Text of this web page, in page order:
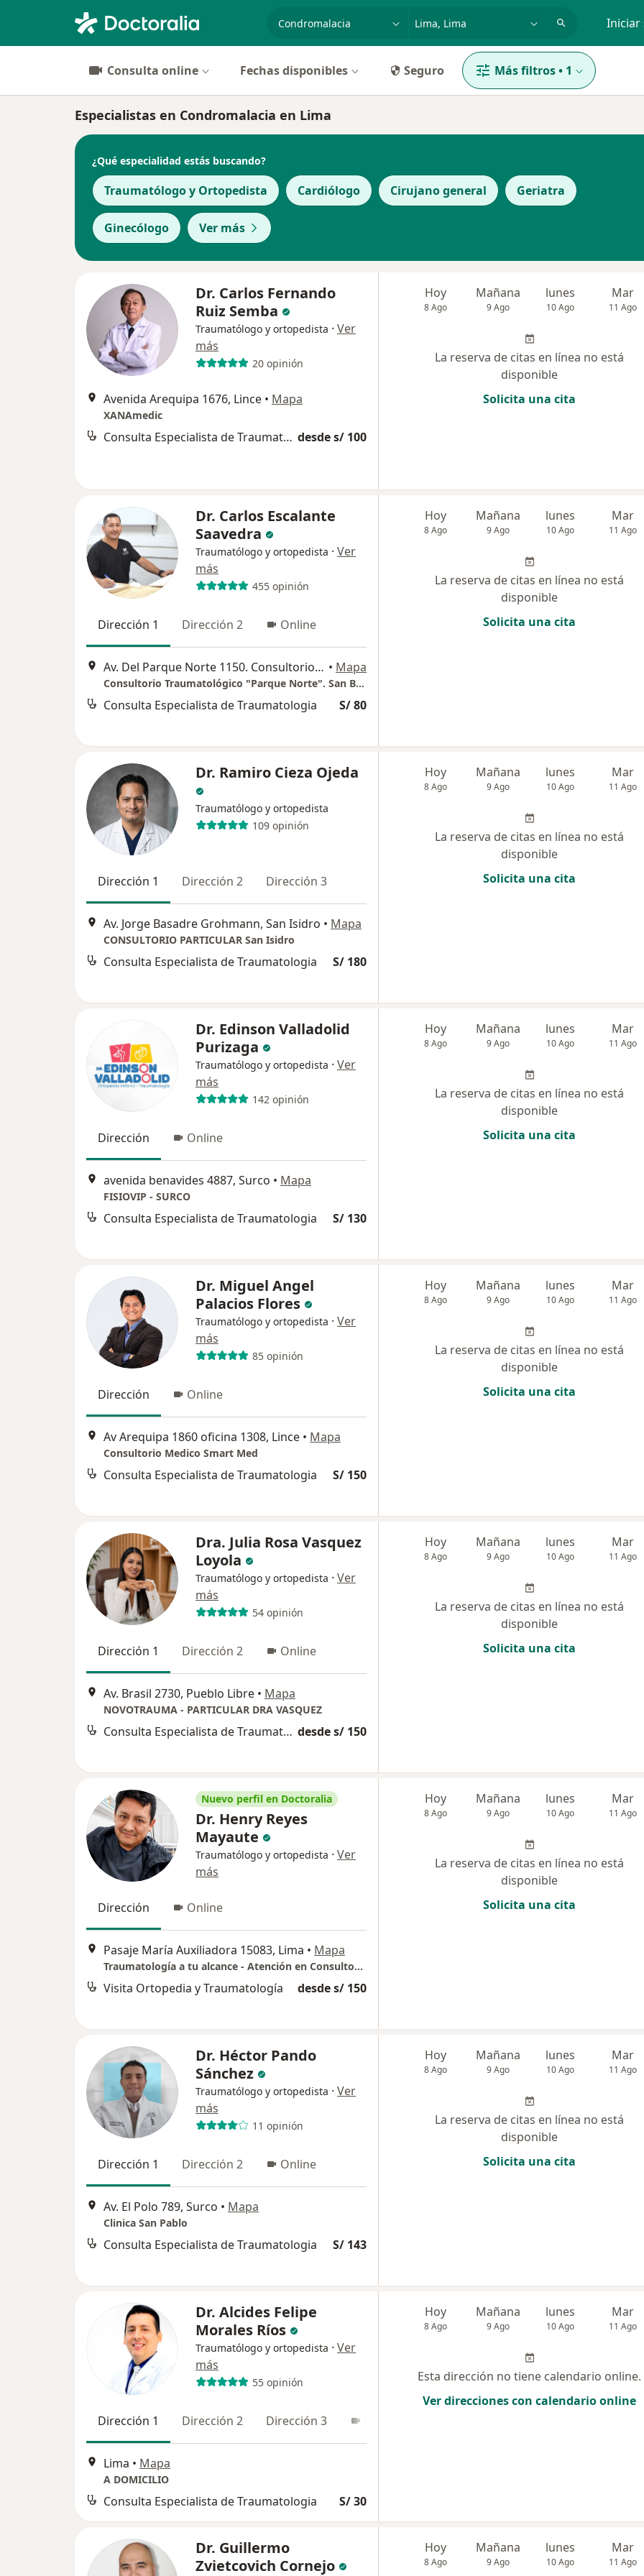
Iniciar
Consulta online Fechas disponibles Seguro Más filtros• 1
Especialistas en Condromalacia en Lima
¿Qué especialidad estás buscando?
Traumatólogo y Ortopedista Cardiólogo Cirujano general Geriatra
Ginecólogo Ver más
Dr. Carlos Fernando
Ruiz Semba
Traumatólogo y ortopedista · Ver
más
20 opinión
Avenida Arequipa 1676, Lince • Mapa
XANAmedic
Consulta Especialista de Traumatologia desde s/ 100
Hoy
8 Ago
Mañana
9 Ago
lunes
10 Ago
Mar
11 Ago
La reserva de citas en línea no está
disponible
Solicita una cita
Dr. Carlos Escalante
Saavedra
Traumatólogo y ortopedista · Ver
más
455 opinión
Dirección 1 Dirección 2 Online
Av. Del Parque Norte 1150. Consultorio 806, San Borja • Mapa
Consultorio Traumatológico "Parque Norte". San Borja
Consulta Especialista de Traumatologia S/ 80
Hoy
8 Ago
Mañana
9 Ago
lunes
10 Ago
Mar
11 Ago
La reserva de citas en línea no está
disponible
Solicita una cita
Dr. Ramiro Cieza Ojeda
Traumatólogo y ortopedista
109 opinión
Dirección 1 Dirección 2 Dirección 3
Av. Jorge Basadre Grohmann, San Isidro • Mapa
CONSULTORIO PARTICULAR San Isidro
Consulta Especialista de Traumatologia S/ 180
Hoy
8 Ago
Mañana
9 Ago
lunes
10 Ago
Mar
11 Ago
La reserva de citas en línea no está
disponible
Solicita una cita
Dr. Edinson Valladolid
Purizaga
Traumatólogo y ortopedista · Ver
más
142 opinión
Dirección Online
avenida benavides 4887, Surco • Mapa
FISIOVIP - SURCO
Consulta Especialista de Traumatologia S/ 130
Hoy
8 Ago
Mañana
9 Ago
lunes
10 Ago
Mar
11 Ago
La reserva de citas en línea no está
disponible
Solicita una cita
Dr. Miguel Angel
Palacios Flores
Traumatólogo y ortopedista · Ver
más
85 opinión
Dirección Online
Av Arequipa 1860 oficina 1308, Lince • Mapa
Consultorio Medico Smart Med
Consulta Especialista de Traumatologia S/ 150
Hoy
8 Ago
Mañana
9 Ago
lunes
10 Ago
Mar
11 Ago
La reserva de citas en línea no está
disponible
Solicita una cita
Dra. Julia Rosa Vasquez
Loyola
Traumatólogo y ortopedista · Ver
más
54 opinión
Dirección 1 Dirección 2 Online
Av. Brasil 2730, Pueblo Libre • Mapa
NOVOTRAUMA - PARTICULAR DRA VASQUEZ
Consulta Especialista de Traumatologia desde s/ 150
Hoy
8 Ago
Mañana
9 Ago
lunes
10 Ago
Mar
11 Ago
La reserva de citas en línea no está
disponible
Solicita una cita
Nuevo perfil en Doctoralia
Dr. Henry Reyes
Mayaute
Traumatólogo y ortopedista · Ver
más
Dirección Online
Pasaje María Auxiliadora 15083, Lima • Mapa
Traumatología a tu alcance - Atención en Consultorio y Visita a Domicilio
Visita Ortopedia y Traumatología desde s/ 150
Hoy
8 Ago
Mañana
9 Ago
lunes
10 Ago
Mar
11 Ago
La reserva de citas en línea no está
disponible
Solicita una cita
Dr. Héctor Pando
Sánchez
Traumatólogo y ortopedista · Ver
más
11 opinión
Dirección 1 Dirección 2 Online
Av. El Polo 789, Surco • Mapa
Clinica San Pablo
Consulta Especialista de Traumatologia S/ 143
Hoy
8 Ago
Mañana
9 Ago
lunes
10 Ago
Mar
11 Ago
La reserva de citas en línea no está
disponible
Solicita una cita
Dr. Alcides Felipe
Morales Ríos
Traumatólogo y ortopedista · Ver
más
55 opinión
Dirección 1 Dirección 2 Dirección 3
Lima • Mapa
A DOMICILIO
Consulta Especialista de Traumatologia S/ 30
Hoy
8 Ago
Mañana
9 Ago
lunes
10 Ago
Mar
11 Ago
Esta dirección no tiene calendario online.
Ver direcciones con calendario online
Dr. Guillermo
Zvietcovich Cornejo
Hoy
8 Ago
Mañana
9 Ago
lunes
10 Ago
Mar
11 Ago